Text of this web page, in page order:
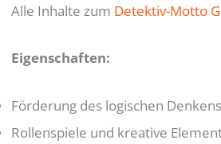
Alle Inhalte zum Detektiv-Motto
Eigenschaften:
Förderung des logischen Denkens
Rollenspiele und kreative